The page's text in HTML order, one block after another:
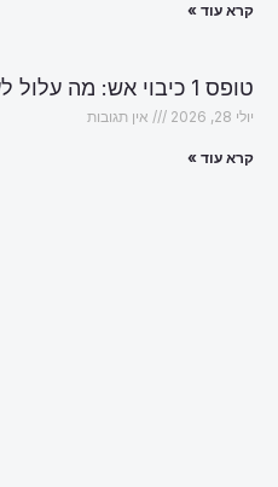
קרא עוד »
טופס 1 כיבוי אש: מה עלול לעכב את האישור?
יולי 28, 2026 אין תגובות
קרא עוד »